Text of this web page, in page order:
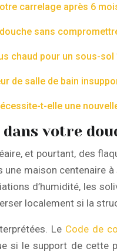
carrelage après 6
sans
chaud pour un sous-sol
de salle de bain
t-elle une
votre
et pourtant, des
maison centenaire
d’humidité, les
localement si la
Le Code de
si le support de